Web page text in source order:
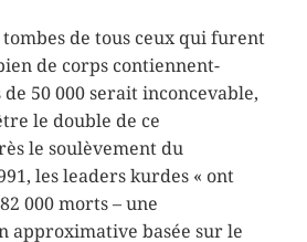
tombes de tous ceux qui furent
de corps contiennent-
de 50 000 serait inconcevable,
le double de ce
le soulèvement du
les leaders kurdes « ont
000 morts – une
approximative basée sur le